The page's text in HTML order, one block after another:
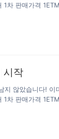
차 판매가격
https://t.me/
시작
지 않았습니다! 이
차 판매가격
https://t.me/